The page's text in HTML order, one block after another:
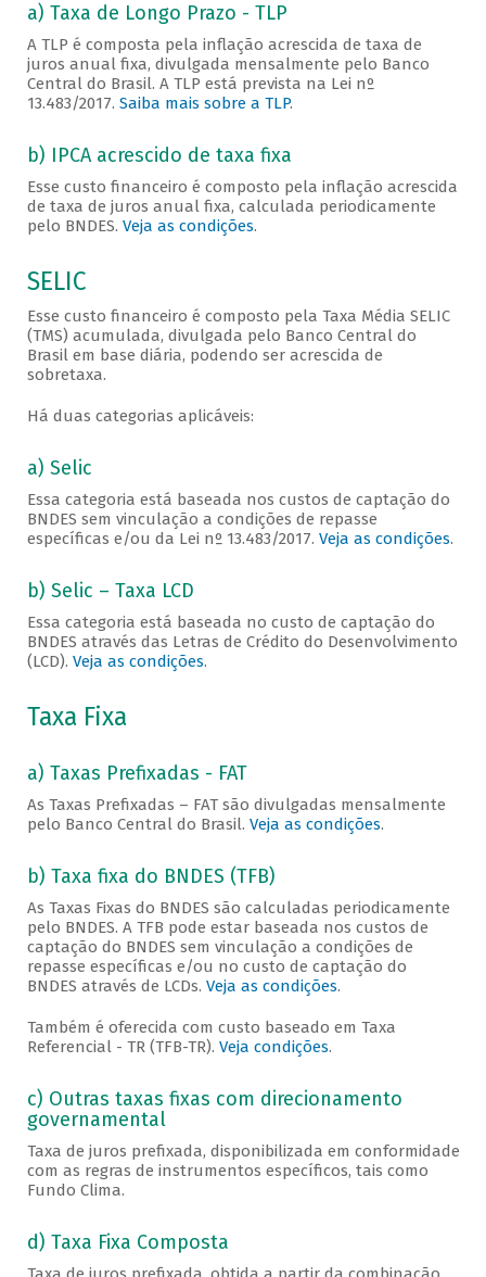
a) Taxa de Longo Prazo - TLP
A TLP é composta pela inflação acrescida de taxa de
juros anual fixa, divulgada mensalmente pelo Banco
Central do Brasil. A TLP está prevista na Lei nº
13.483/2017. Saiba mais sobre a TLP.
b) IPCA acrescido de taxa fixa
Esse custo financeiro é composto pela inflação acrescida
de taxa de juros anual fixa, calculada periodicamente
pelo BNDES. Veja as condições.
SELIC
Esse custo financeiro é composto pela Taxa Média SELIC
(TMS) acumulada, divulgada pelo Banco Central do
Brasil em base diária, podendo ser acrescida de
sobretaxa.
Há duas categorias aplicáveis:
a) Selic
Essa categoria está baseada nos custos de captação do
BNDES sem vinculação a condições de repasse
específicas e/ou da Lei nº 13.483/2017. Veja as condições.
b) Selic – Taxa LCD
Essa categoria está baseada no custo de captação do
BNDES através das Letras de Crédito do Desenvolvimento
(LCD). Veja as condições.
Taxa Fixa
a) Taxas Prefixadas - FAT
As Taxas Prefixadas – FAT são divulgadas mensalmente
pelo Banco Central do Brasil. Veja as condições.
b) Taxa fixa do BNDES (TFB)
As Taxas Fixas do BNDES são calculadas periodicamente
pelo BNDES. A TFB pode estar baseada nos custos de
captação do BNDES sem vinculação a condições de
repasse específicas e/ou no custo de captação do
BNDES através de LCDs. Veja as condições.
Também é oferecida com custo baseado em Taxa
Referencial - TR (TFB-TR). Veja condições.
c) Outras taxas fixas com direcionamento
governamental
Taxa de juros prefixada, disponibilizada em conformidade
com as regras de instrumentos específicos, tais como
Fundo Clima.
d) Taxa Fixa Composta